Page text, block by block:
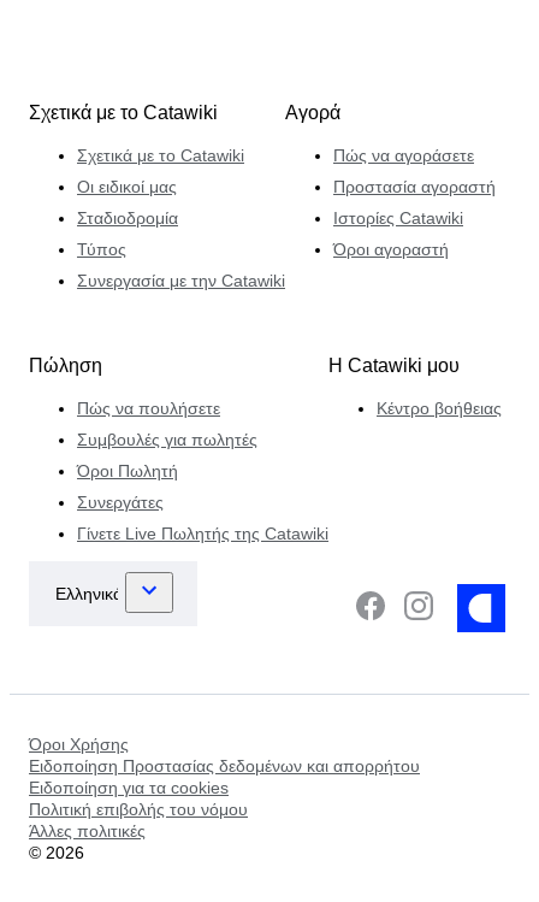
Σχετικά με το Catawiki
Σχετικά με το Catawiki
Οι ειδικοί μας
Σταδιοδρομία
Τύπος
Συνεργασία με την Catawiki
Αγορά
Πώς να αγοράσετε
Προστασία αγοραστή
Ιστορίες Catawiki
Όροι αγοραστή
Πώληση
Πώς να πουλήσετε
Συμβουλές για πωλητές
Όροι Πωλητή
Συνεργάτες
Γίνετε Live Πωλητής της Catawiki
Η Catawiki μου
Κέντρο βοήθειας
Όροι Χρήσης
Ειδοποίηση Προστασίας δεδομένων και απορρήτου
Ειδοποίηση για τα cookies
Πολιτική επιβολής του νόμου
Άλλες πολιτικές
© 2026